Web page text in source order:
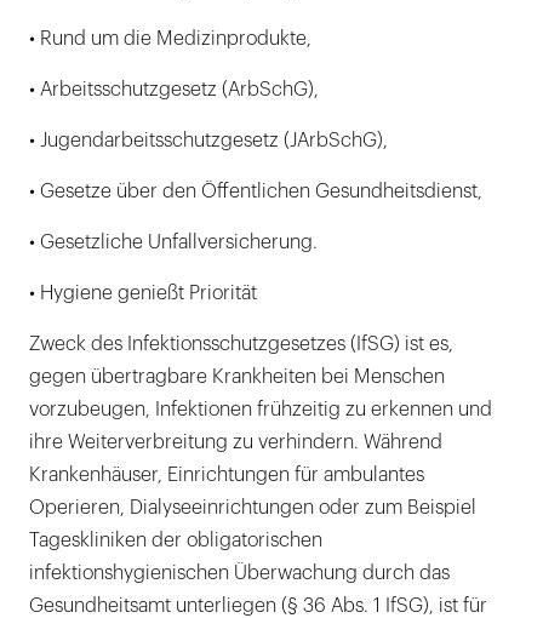
• Rund um die Medizinprodukte,
• Arbeitsschutzgesetz (ArbSchG),
• Jugendarbeitsschutzgesetz (JArbSchG),
• Gesetze über den Öffentlichen Gesundheitsdienst,
• Gesetzliche Unfallversicherung.
• Hygiene genießt Priorität
Zweck des Infektionsschutzgesetzes (IfSG) ist es,
gegen übertragbare Krankheiten bei Menschen
vorzubeugen, Infektionen frühzeitig zu erkennen und
ihre Weiterverbreitung zu verhindern. Während
Krankenhäuser, Einrichtungen für ambulantes
Operieren, Dialyseeinrichtungen oder zum Beispiel
Tageskliniken der obligatorischen
infektionshygienischen Überwachung durch das
Gesundheitsamt unterliegen (§ 36 Abs. 1 IfSG), ist für